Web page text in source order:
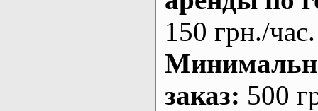
150 грн./час.
заказ: 500